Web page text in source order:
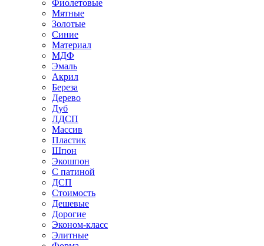
Фиолетовые
Мятные
Золотые
Синие
Материал
МДФ
Эмаль
Акрил
Береза
Дерево
Дуб
ЛДСП
Массив
Пластик
Шпон
Экошпон
С патиной
ДСП
Стоимость
Дешевые
Дорогие
Эконом-класс
Элитные